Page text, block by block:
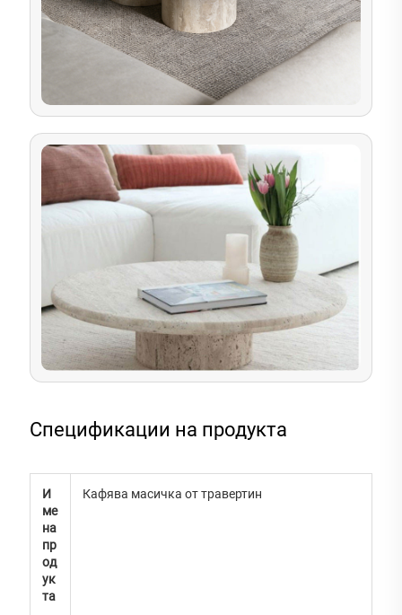
Спецификации на продукта
И
ме
на
пр
од
ук
та
Кафява масичка от травертин